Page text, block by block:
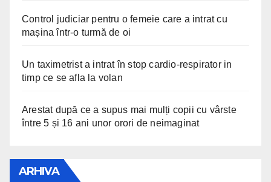
Control judiciar pentru o femeie care a intrat cu
mașina într-o turmă de oi
Un taximetrist a intrat în stop cardio-respirator in
timp ce se afla la volan
Arestat după ce a supus mai mulți copii cu vârste
între 5 și 16 ani unor orori de neimaginat
ARHIVA